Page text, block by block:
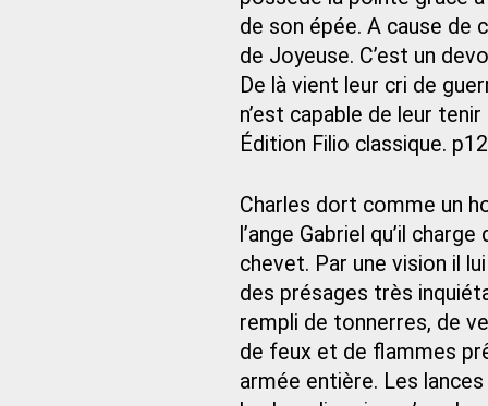
de son épée. A cause de
de Joyeuse. C’est un
De là vient leur cri de
n’est capable de leur
Édition Filio classique.
Charles dort comme un
l’ange Gabriel qu’il
chevet. Par une vision il
des présages très
rempli de tonnerres, de
de feux et de flammes
armée entière. Les